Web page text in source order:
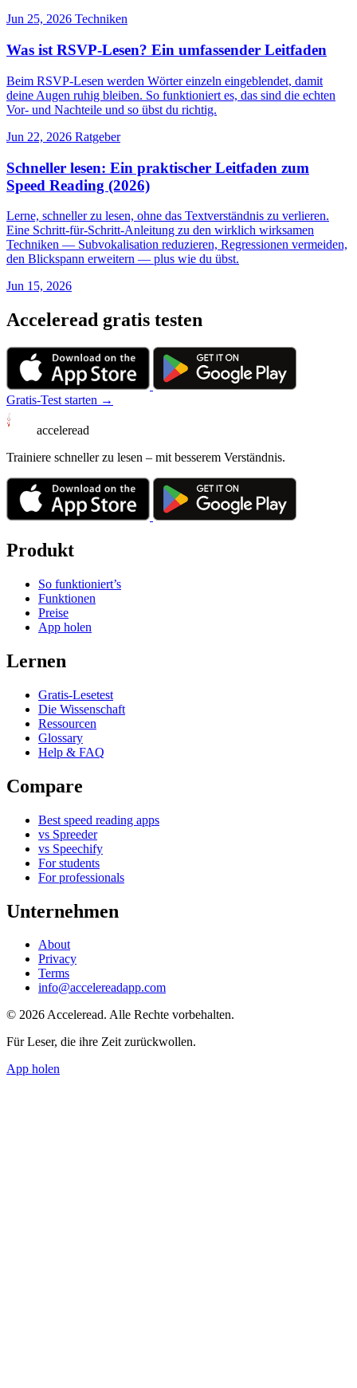
Jun 25, 2026 Techniken
Was ist RSVP-Lesen? Ein umfassender Leitfaden
Beim RSVP-Lesen werden Wörter einzeln eingeblendet, damit
deine Augen ruhig bleiben. So funktioniert es, das sind die echten
Vor- und Nachteile und so übst du richtig.
Jun 22, 2026 Ratgeber
Schneller lesen: Ein praktischer Leitfaden zum
Speed Reading (2026)
Lerne, schneller zu lesen, ohne das Textverständnis zu verlieren.
Eine Schritt-für-Schritt-Anleitung zu den wirklich wirksamen
Techniken — Subvokalisation reduzieren, Regressionen vermeiden,
den Blickspann erweitern — plus wie du übst.
Jun 15, 2026
Acceleread gratis testen
Gratis-Test starten →
acceleread
Trainiere schneller zu lesen – mit besserem Verständnis.
Produkt
So funktioniert’s
Funktionen
Preise
App holen
Lernen
Gratis-Lesetest
Die Wissenschaft
Ressourcen
Glossary
Help & FAQ
Compare
Best speed reading apps
vs Spreeder
vs Speechify
For students
For professionals
Unternehmen
About
Privacy
Terms
info@accelereadapp.com
© 2026 Acceleread. Alle Rechte vorbehalten.
Für Leser, die ihre Zeit zurückwollen.
App holen